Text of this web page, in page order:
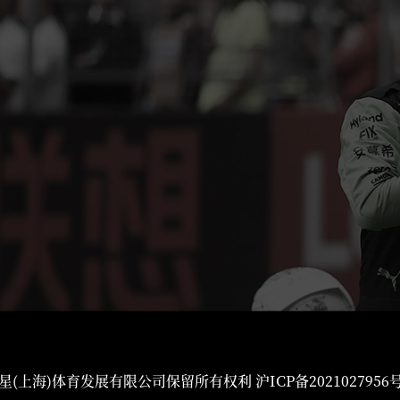
(上海)体育发展有限公司保留所有权利 沪ICP备2021027956